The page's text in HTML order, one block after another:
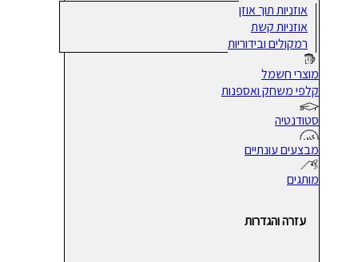
אוזניות תוך אוזן
אוזניות קשת
רמקולים ובידוריות
מוצרי חשמל
קלפי משחק ואספנות
סטודנטיה
מבצעים עונתיים
מותגים
עזרה והגדרות